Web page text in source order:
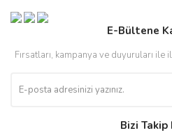
E-Bültene
Fırsatları, kampanya ve duyuruları
Bizi Takip